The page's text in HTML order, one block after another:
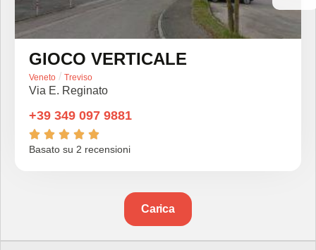
GIOCO VERTICALE
Veneto / Treviso
Via E. Reginato
+39 349 097 9881
    
Basato su 2 recensioni
Carica